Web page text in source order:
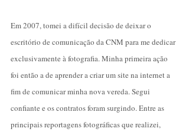
Em 2007, tomei a difícil decisão de deixar o
escritório de comunicação da CNM para me dedicar
exclusivamente à fotografia. Minha primeira ação
foi então a de aprender a criar um site na internet a
fim de comunicar minha nova vereda. Segui
confiante e os contratos foram surgindo. Entre as
principais reportagens fotográficas que realizei,